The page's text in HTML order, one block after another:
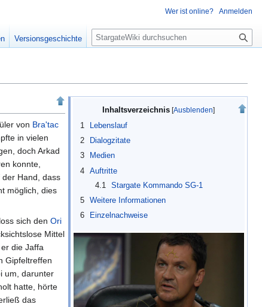
Inhaltsverzeichnis
1
Lebenslauf
2
Dialogzitate
3
Medien
4
Auftritte
4.1
Stargate Kommando SG-1
5
Weitere Informationen
6
Einzelnachweise
von Bra'tac
in vielen
doch Arkad
konnte,
Hand, dass
möglich, dies
sich den Ori
Mittel
die Jaffa
Gipfeltreffen
um, darunter
hatte, hörte
das
Wer ist online? Anmelden
Versionsgeschichte
S
u
e